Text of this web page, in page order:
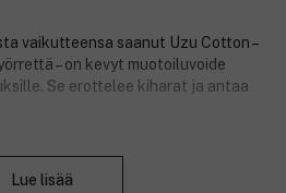
vaikutteensa saanut Uzu Cotton –
– on kevyt muotoiluvoide
Se erottelee kiharat ja antaa
Lue lisää